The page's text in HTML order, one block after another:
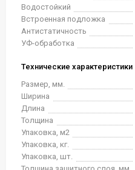
Водостойкий
Встроенная подложка
Антистатичность
УФ-обработка
Технические характеристики
Размер, мм.
Ширина
Длина
Толщина
Упаковка, м2
Упаковка, кг.
Упаковка, шт.